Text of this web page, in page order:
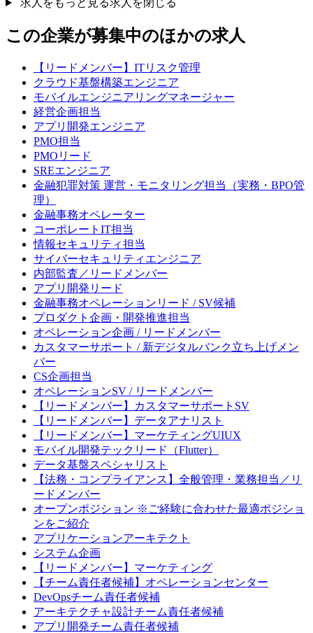
求人をもっと見る求人を閉じる
この企業が募集中のほかの求人
【リードメンバー】ITリスク管理
クラウド基盤構築エンジニア
モバイルエンジニアリングマネージャー
経営企画担当
アプリ開発エンジニア
PMO担当
PMOリード
SREエンジニア
金融犯罪対策 運営・モニタリング担当（実務・BPO管
理）
金融事務オペレーター
コーポレートIT担当
情報セキュリティ担当
サイバーセキュリティエンジニア
内部監査／リードメンバー
アプリ開発リード
金融事務オペレーションリード / SV候補
プロダクト企画・開発推進担当
オペレーション企画 / リードメンバー
カスタマーサポート / 新デジタルバンク立ち上げメン
バー
CS企画担当
オペレーションSV / リードメンバー
【リードメンバー】カスタマーサポートSV
【リードメンバー】データアナリスト
【リードメンバー】マーケティングUIUX
モバイル開発テックリード（Flutter）
データ基盤スペシャリスト
【法務・コンプライアンス】全般管理・業務担当／リ
ードメンバー
オープンポジション ※ご経験に合わせた最適ポジショ
ンをご紹介
アプリケーションアーキテクト
システム企画
【リードメンバー】マーケティング
【チーム責任者候補】オペレーションセンター
DevOpsチーム責任者候補
アーキテクチャ設計チーム責任者候補
アプリ開発チーム責任者候補